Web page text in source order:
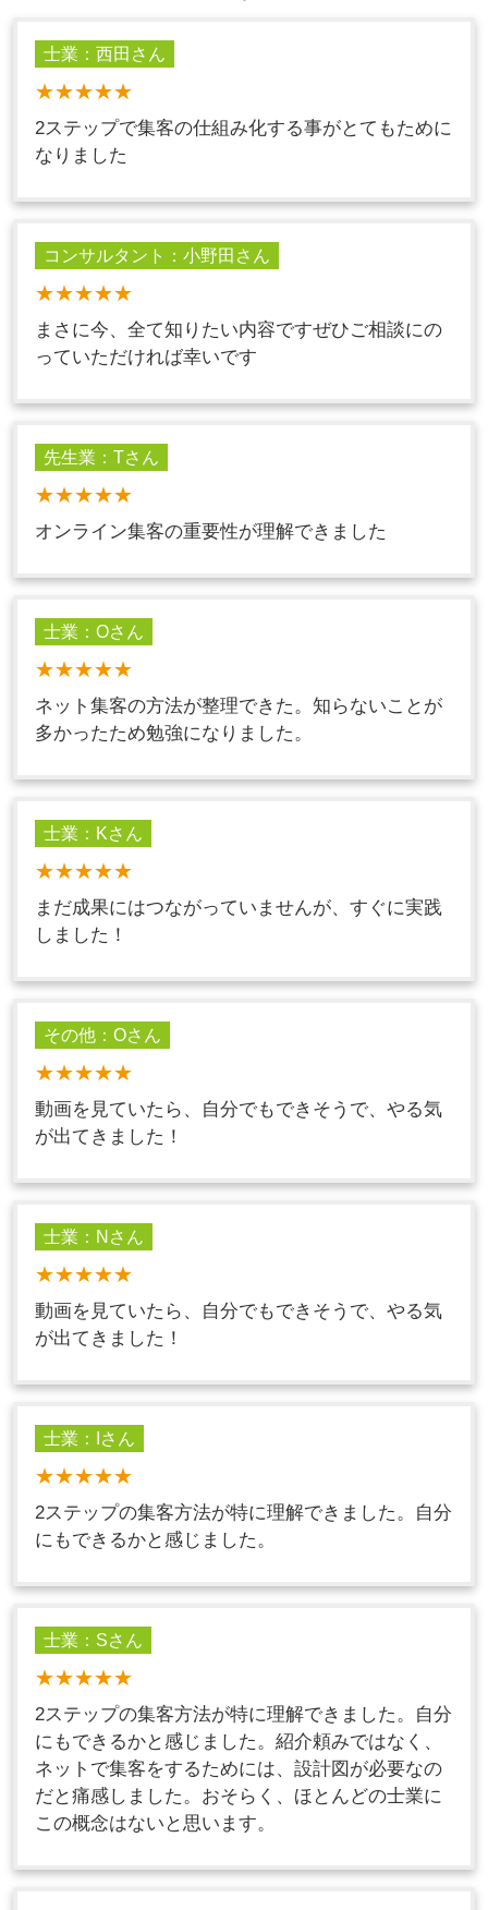
士業：西田さん
★★★★★
2ステップで集客の仕組み化する事がとてもために
なりました
コンサルタント：小野田さん
★★★★★
まさに今、全て知りたい内容ですぜひご相談にの
っていただければ幸いです
先生業：Tさん
★★★★★
オンライン集客の重要性が理解できました
士業：Oさん
★★★★★
ネット集客の方法が整理できた。知らないことが
多かったため勉強になりました。
士業：Kさん
★★★★★
まだ成果にはつながっていませんが、すぐに実践
しました！
その他：Oさん
★★★★★
動画を見ていたら、自分でもできそうで、やる気
が出てきました！
士業：Nさん
★★★★★
動画を見ていたら、自分でもできそうで、やる気
が出てきました！
士業：Iさん
★★★★★
2ステップの集客方法が特に理解できました。自分
にもできるかと感じました。
士業：Sさん
★★★★★
2ステップの集客方法が特に理解できました。自分
にもできるかと感じました。紹介頼みではなく、
ネットで集客をするためには、設計図が必要なの
だと痛感しました。おそらく、ほとんどの士業に
この概念はないと思います。